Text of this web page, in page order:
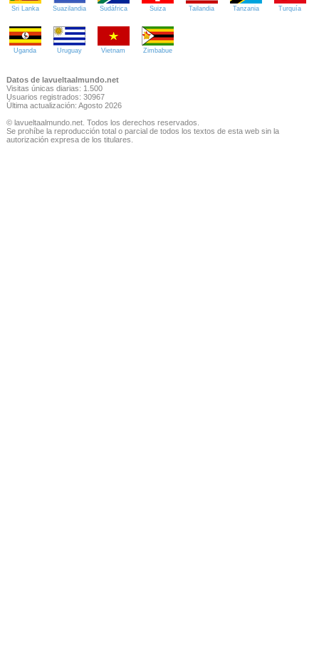
Sri Lanka Suazilandia Sudáfrica Suiza Tailandia Tanzania Turquía
Uganda Uruguay Vietnam Zimbabue
Datos de lavueltaalmundo.net
Visitas únicas diarias: 1.500
Usuarios registrados: 30967
Última actualización: Agosto 2026
© lavueltaalmundo.net. Todos los derechos reservados.
Se prohíbe la reproducción total o parcial de todos los textos de esta web sin la
autorización expresa de los titulares.